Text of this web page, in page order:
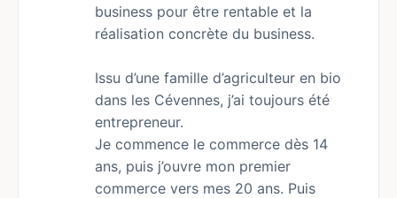
business pour être rentable et la
réalisation concrète du business.
Issu d’une famille d’agriculteur en bio
dans les Cévennes, j’ai toujours été
entrepreneur.
Je commence le commerce dès 14
ans, puis j’ouvre mon premier
commerce vers mes 20 ans. Puis